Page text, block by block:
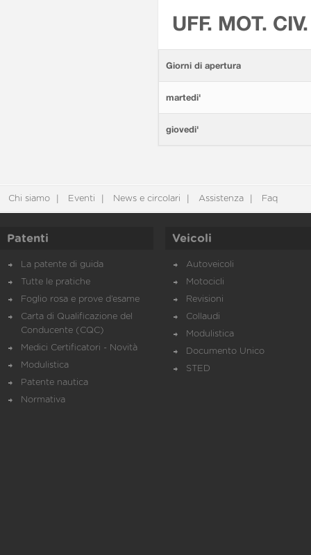
UFF. MOT.
Giorni di apertura
martedi'
giovedi'
Chi siamo Eventi News e circolari Assistenza Faq
Patenti
La patente di guida
Tutte le pratiche
Foglio rosa e prove d’esame
Carta di Qualificazione del
Conducente (CQC)
Medici Certificatori - Novità
Modulistica
Patente nautica
Normativa
Veicoli
Autoveicoli
Motocicli
Revisioni
Collaudi
Modulistica
Documento Unico
STED